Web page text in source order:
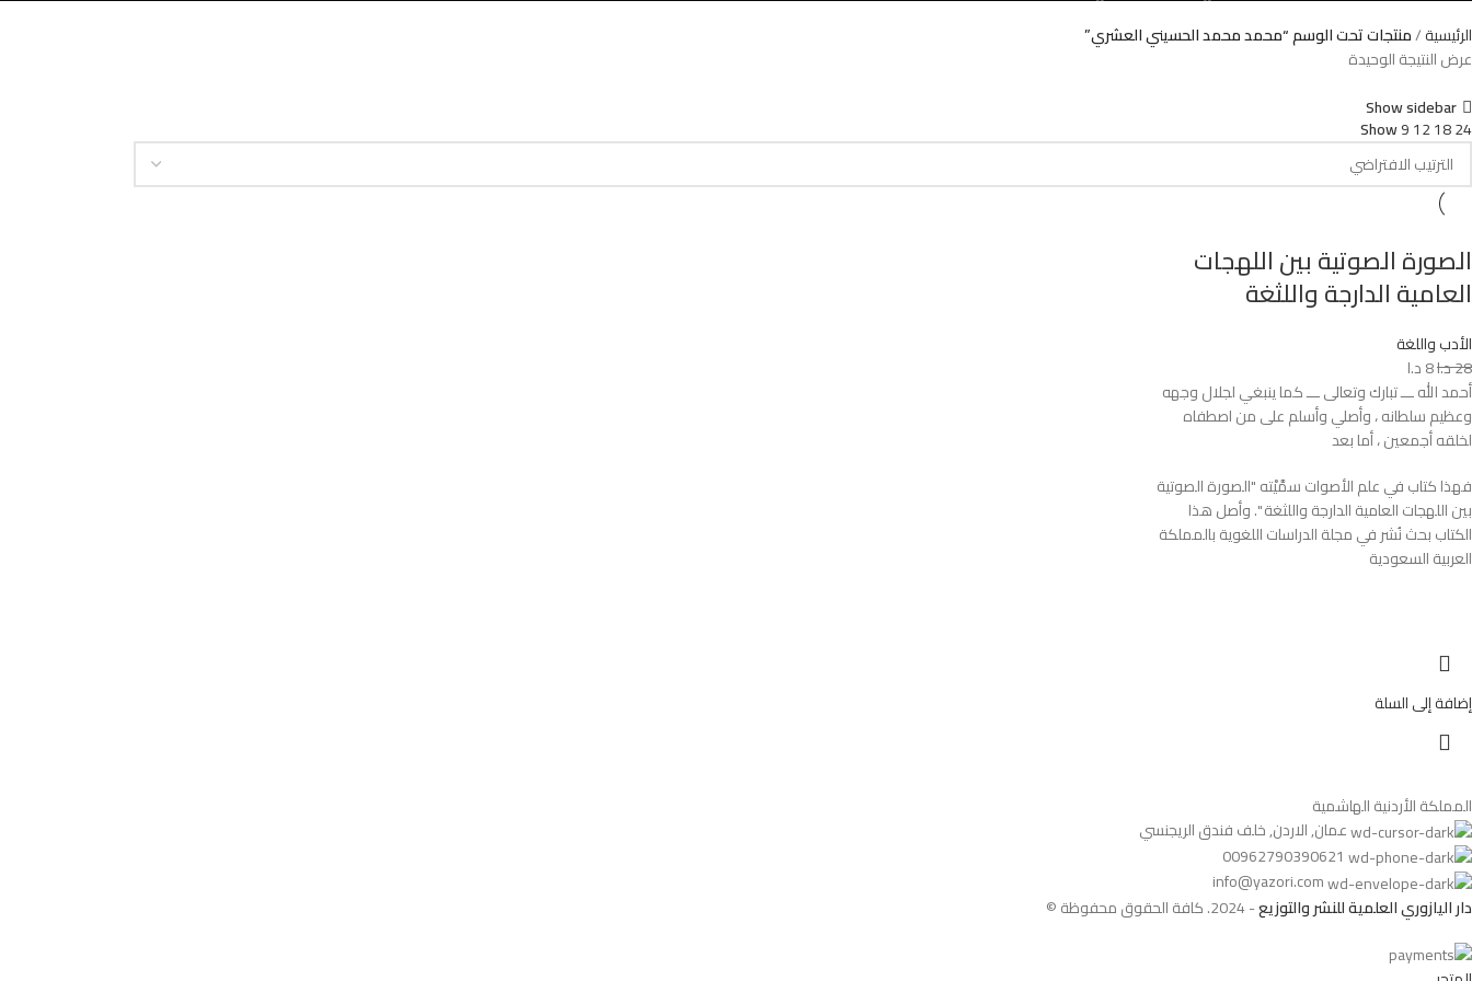
الرئيسية منتجات تحت الوسم “محمد محمد الحسيني العشري”
عرض النتيجة الوحيدة
Show sidebar
Show9121824
الصورة الصوتية بين اللهجات
العامية الدارجة واللثغة
الأدب واللغة
28د.ا8د.ا
أحمد الله ـــ تبارك وتعالى ـــ كما ينبغي لجلال وجهه
وعظيم سلطانه ، وأصلي وأسلم على من اصطفاه
لخلقه أجمعين ، أما بعد
فهذا كتاب في علم الأصوات سمَّيْته "الصورة الصوتية
بين اللهجات العامية الدارجة واللثغة ". وأصل هذا
الكتاب بحث نُشر في مجلة الدراسات اللغوية بالمملكة
العربية السعودية
إضافة إلى السلة
المملكة الأردنية الهاشمية
عمان, الاردن, خلف فندق الريجنسي
00962790390621
info@yazori.com
دار اليازوري العلمية للنشر والتوزيع- 2024. كافة الحقوق محفوظة ©